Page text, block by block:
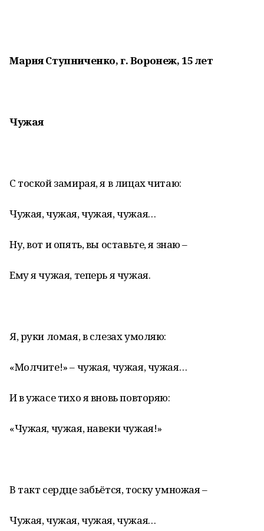
Мария Ступниченко, г. Воронеж, 15 лет
Чужая
С тоской замирая, я в лицах читаю:
Чужая, чужая, чужая, чужая…
Ну, вот и опять, вы оставьте, я знаю –
Ему я чужая, теперь я чужая.
Я, руки ломая, в слезах умоляю:
«Молчите!» – чужая, чужая, чужая…
И в ужасе тихо я вновь повторяю:
«Чужая, чужая, навеки чужая!»
В такт сердце забьётся, тоску умножая –
Чужая, чужая, чужая, чужая…